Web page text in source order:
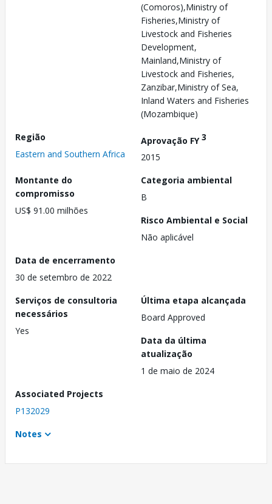
(Comoros),Ministry of
Fisheries,Ministry of
Livestock and Fisheries
Development,
Mainland,Ministry of
Livestock and Fisheries,
Zanzibar,Ministry of Sea,
Inland Waters and Fisheries
(Mozambique)
Região
Eastern and Southern Africa
Aprovação FY3
2015
Montante do
compromisso
US$ 91.00 milhões
Categoria ambiental
B
Risco Ambiental e Social
Não aplicável
Data de encerramento
30 de setembro de 2022
Serviços de consultoria
necessários
Yes
Última etapa alcançada
Board Approved
Data da última
atualização
1 de maio de 2024
Associated Projects
P132029
Notes